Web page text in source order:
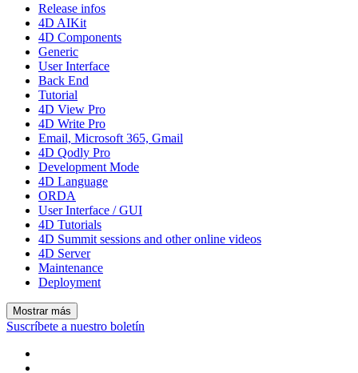
Release infos
4D AIKit
4D Components
Generic
User Interface
Back End
Tutorial
4D View Pro
4D Write Pro
Email, Microsoft 365, Gmail
4D Qodly Pro
Development Mode
4D Language
ORDA
User Interface / GUI
4D Tutorials
4D Summit sessions and other online videos
4D Server
Maintenance
Deployment
Mostrar más
Suscríbete a nuestro boletín